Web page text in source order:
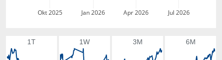
Okt 2025 Jan 2026 Apr 2026 Jul 2026
1T 1W 3M 6M